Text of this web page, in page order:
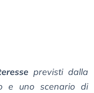
previsti dalla
e uno scenario di